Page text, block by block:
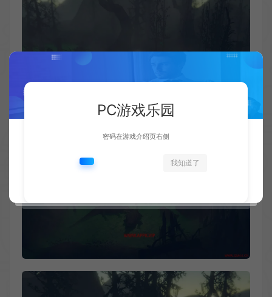
PC游戏乐园
密码在游戏介绍页右侧
我知道了